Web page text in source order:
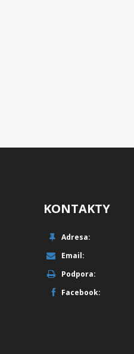
KONTAKTY
Adresa:
Email:
Podpora:
Facebook: